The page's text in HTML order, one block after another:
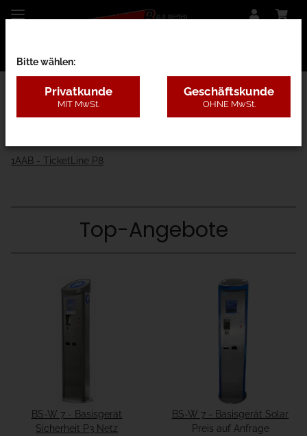
1A - Parkraumbewirtschaftung
1AAB - TicketLine P8
Top-Angebote
BS-W 7 - Basisgerät
Sicherheit P3 Netz
BS-W 7 - Basisgerät Solar
Preis auf Anfrage
Bitte wählen:
Privatkunde
MIT MwSt.
Geschäftskunde
OHNE MwSt.